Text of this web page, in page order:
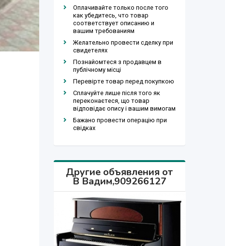
Оплачивайте только после того
как убедитесь, что товар
соответствует описанию и
вашим требованиям
Желательно провести сделку при
свидетелях
Познайомтеся з продавцем в
публічному місці
Перевірте товар перед покупкою
Сплачуйте лише після того як
переконаєтеся, що товар
відповідає опису і вашим вимогам
Бажано провести операцію при
свідках
Другие объявления от
В Вадим,909266127